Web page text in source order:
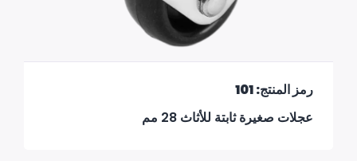
رمز المنتج: 101
عجلات صغيرة ثابتة للأثاث 28 مم